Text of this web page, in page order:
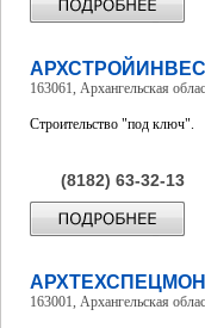
163061, Архангельская
Строительство "под ключ".
(8182) 63-32-13
163001, Архангельская